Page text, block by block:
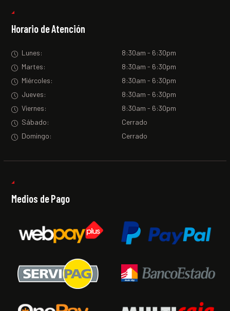
Horario de Atención
Lunes:
8:30am - 6:30pm
Martes:
8:30am - 6:30pm
Miércoles:
8:30am - 6:30pm
Jueves:
8:30am - 6:30pm
Viernes:
8:30am - 6:30pm
Sábado:
Cerrado
Domingo:
Cerrado
Medios de Pago